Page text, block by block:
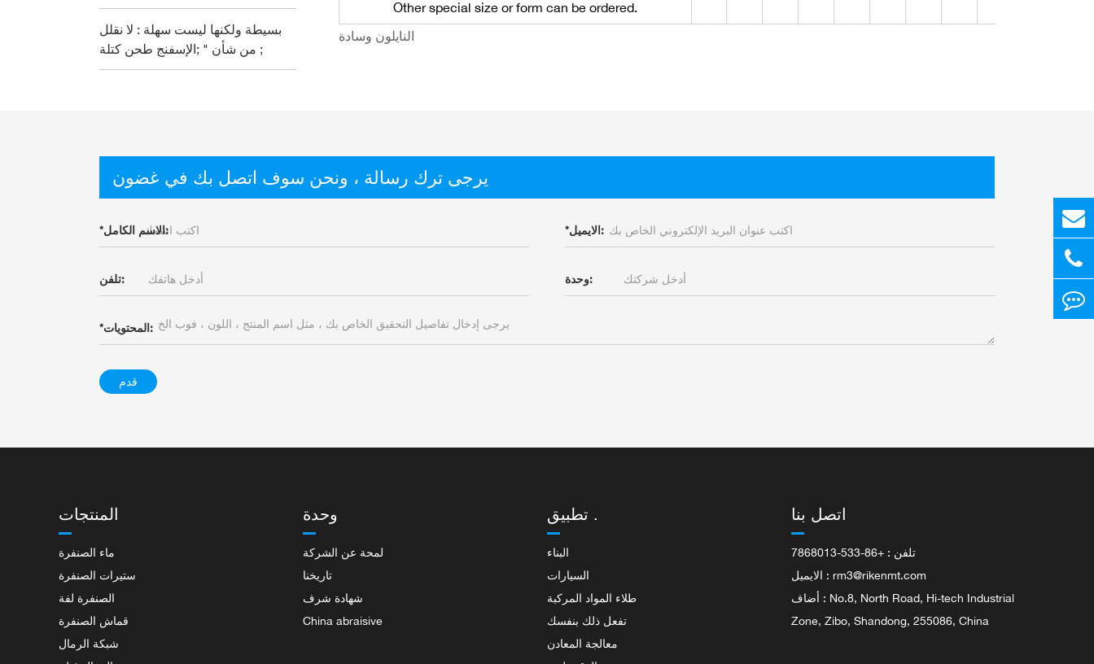
بسيطة ولكنها ليست سهلة : لا نقلل
من شأن " ;الإسفنج طحن كتلة ;
Other special size or form can be ordered.
النايلون وسادة
يرجى ترك رسالة ، ونحن سوف اتصل بك في غضون
* الاسم الكامل: * الايميل:
تلفن: وحدة:
* المحتويات:
قدم
المنتجات
ماء الصنفرة
ستيرات الصنفرة
الصنفرة لفة
قماش الصنفرة
شبكة الرمال
وحدة
لمحة عن الشركة
تاريخنا
شهادة شرف
China abraisive
تطبيق .
البناء
السيارات
طلاء المواد المركبة
تفعل ذلك بنفسك
معالجة المعادن
اتصل بنا
تلفن : +86-533-7868013
الايميل : rm3@rikenmt.com
أضاف : No.8, North Road, Hi-tech Industrial
Zone, Zibo, Shandong, 255086, China